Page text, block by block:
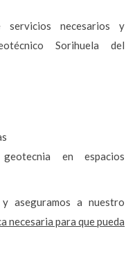
necesarios y
Sorihuela del
en espacios
aseguramos a nuestro
necesaria para que pueda